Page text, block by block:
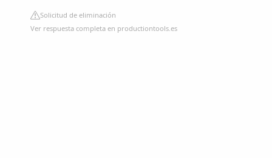
Solicitud de eliminación
Ver respuesta completa en productiontools.es